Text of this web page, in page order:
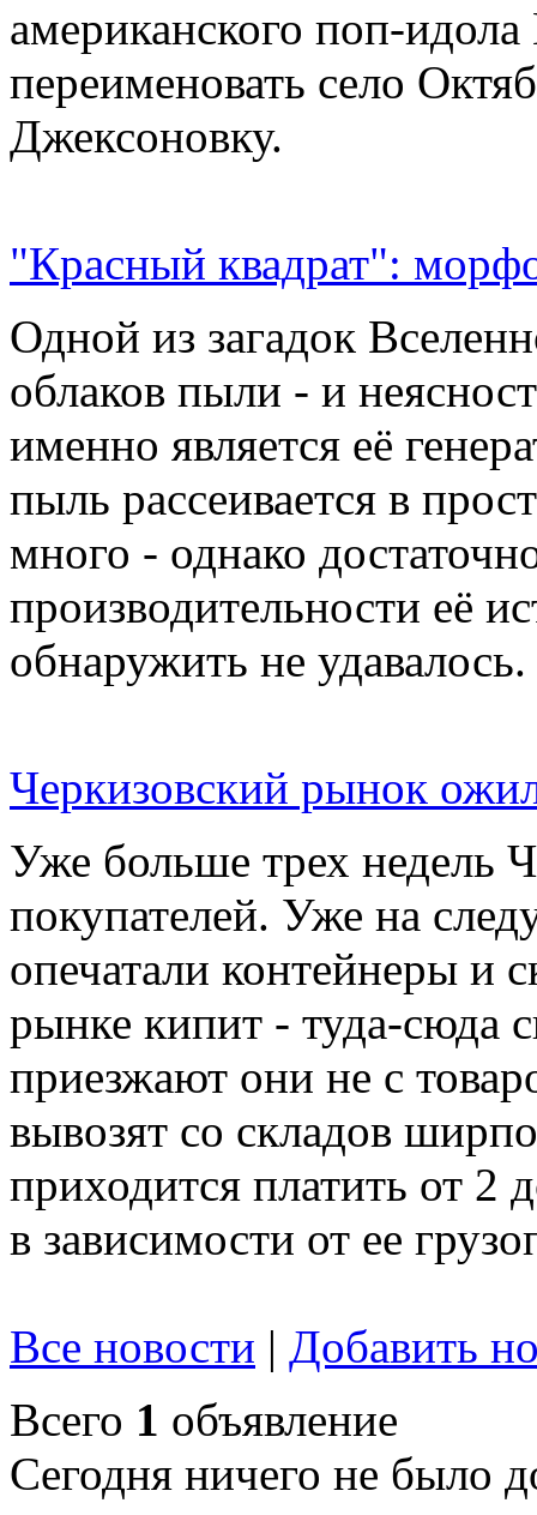
американского поп-
переименовать село
Джексоновку.
"Красный квадрат":
Одной из загадок
облаков пыли - и
именно является её
пыль рассеивается в
много - однако
производительности её
обнаружить не удавалось.
Черкизовский рынок
Уже больше трех недель
покупателей. Уже на
опечатали контейнеры и
рынке кипит - туда-сюда
приезжают они не с
вывозят со складов
приходится платить от 2
в зависимости от ее
Все новости | Добавить
Всего 1 объявление
Сегодня ничего не было